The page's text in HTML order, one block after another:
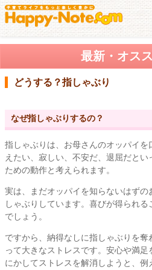
最新・オス
どうする？指しゃぶり
なぜ指しゃぶりするの？
指しゃぶりは、お母さんのオッパイ
えたい、寂しい、不安だ、退屈だと
ための動作と考えられます。
実は、まだオッパイを知らないはず
しゃぶりしています。喜びが得られ
でしょう。
ですから、納得なしに指しゃぶりを奪
って大きなストレスです。安心や満足
にかしてストレスを解消しようと、